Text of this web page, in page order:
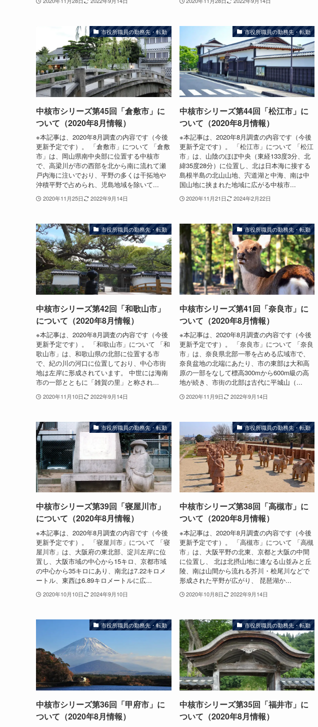
市役所職員の勤務先・転勤
中核市シリーズ第45回「倉敷市」に
ついて（2020年8月情報）
※本記事は、2020年8月調査の内容です（今後
更新予定です）。 「倉敷市」について 「倉敷
市」は、岡山県南中央部に位置する中核市
で、高梁川が市の西部を北から南に流れて瀬
戸内海に注いでおり、平野の多くは干拓地や
沖積平野で占められ、児島地域を除いて...
2020年11月25日 2022年9月14日
市役所職員の勤務先・転勤
中核市シリーズ第44回「松江市」に
ついて（2020年8月情報）
※本記事は、2020年8月調査の内容です（今後
更新予定です）。 「松江市」について 「松江
市」は、山陰のほぼ中央（東経133度3分、北
緯35度28分）に位置し、北は日本海に接する
島根半島の北山山地、宍道湖と中海、南は中
国山地に挟まれた地域に広がる中核市...
2020年11月21日 2024年2月22日
市役所職員の勤務先・転勤
中核市シリーズ第42回「和歌山市」
について（2020年8月情報）
※本記事は、2020年8月調査の内容です（今後
更新予定です）。 「和歌山市」について 「和
歌山市」は、和歌山県の北部に位置する市
で、紀の川の河口に位置しており、中心市街
地は左岸に形成されています。 中世には海南
市の一部とともに「雑賀の里」と称され...
2020年11月10日 2022年9月14日
市役所職員の勤務先・転勤
中核市シリーズ第41回「奈良市」に
ついて（2020年8月情報）
※本記事は、2020年8月調査の内容です（今後
更新予定です）。 「奈良市」について 「奈良
市」は、奈良県北部一帯を占める広域市で、
奈良盆地の北端にあたり、市の東部は大和高
原の一部をなして標高300mから600m級の高
地が続き、市街の北部は古代に平城山（...
2020年11月9日 2022年9月14日
市役所職員の勤務先・転勤
中核市シリーズ第39回「寝屋川市」
について（2020年8月情報）
※本記事は、2020年8月調査の内容です（今後
更新予定です）。 「寝屋川市」について 「寝
屋川市」は、大阪府の東北部、淀川左岸に位
置し、大阪市域の中心から15キロ、京都市域
の中心から35キロにあり、南北は7.22キロメ
ートル、東西は6.89キロメートルに広...
2020年10月10日 2024年9月10日
市役所職員の勤務先・転勤
中核市シリーズ第38回「高槻市」に
ついて（2020年8月情報）
※本記事は、2020年8月調査の内容です（今後
更新予定です）。 「高槻市」について 「高槻
市」は、大阪平野の北東、京都と大阪の中間
に位置し、 北は北摂山地に連なる山並みと丘
陵、南は山間から流れる芥川・桧尾川などで
形成された平野が広がり、 琵琶湖か...
2020年10月8日 2022年9月14日
市役所職員の勤務先・転勤
中核市シリーズ第36回「甲府市」に
ついて（2020年8月情報）
市役所職員の勤務先・転勤
中核市シリーズ第35回「福井市」に
ついて（2020年8月情報）